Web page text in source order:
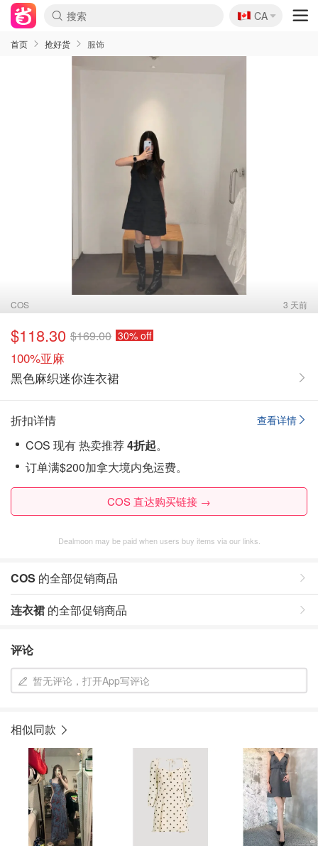
🇨🇦
CA
首页 抢好货 服饰
COS 3 天前
$118.30 $169.00 30% off
100%亚麻
黑色麻织迷你连衣裙
查看详情
折扣详情
COS 现有 热卖推荐4折起。
订单满$200加拿大境内免运费。
COS 直达购买链接 →
Dealmoon may be paid when users buy items via our links.
COS 的全部促销商品
连衣裙 的全部促销商品
评论
暂无评论，打开App写评论
相似同款